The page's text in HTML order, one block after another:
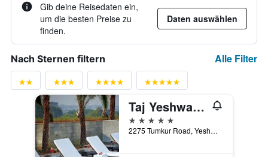
Gib deine Reisedaten ein,
um die besten Preise zu
finden.
Daten auswählen
Nach Sternen filtern Alle Filter
Taj Yeshwantpur Bengaluru
5 Sterne
2275 Tumkur Road, Yeshwantpur, Bengaluru, Indien